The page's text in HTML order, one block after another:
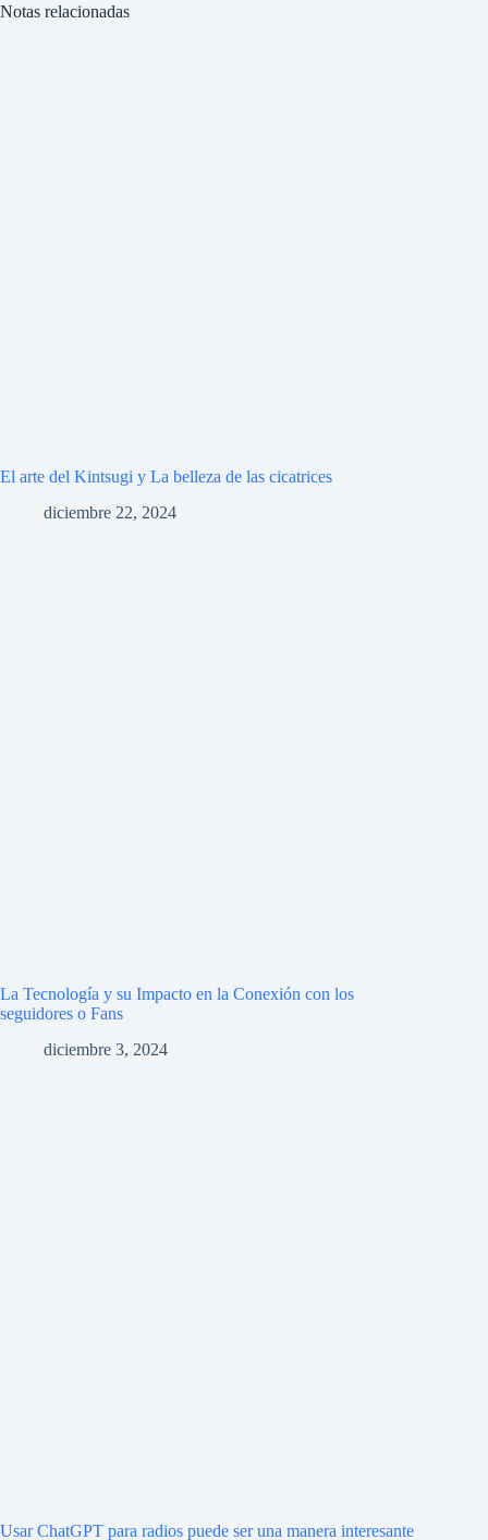
Notas relacionadas
El arte del Kintsugi y La belleza de las cicatrices
diciembre 22, 2024
La Tecnología y su Impacto en la Conexión con los
seguidores o Fans
diciembre 3, 2024
Usar ChatGPT para radios puede ser una manera interesante